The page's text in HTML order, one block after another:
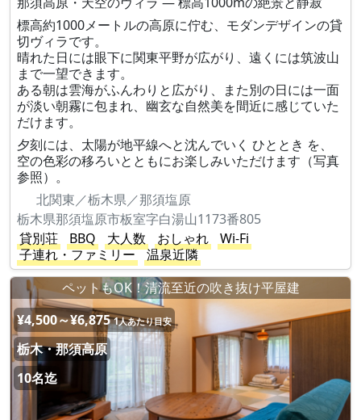
標高約1000メートルの高原に佇む、モダンデザインの貸
切ヴィラです。
晴れた日には眼下に関東平野が広がり、遠くには筑波山
まで一望できます。
ある朝は雲海がふんわりと広がり、また別の日には一面
が淡い朝霧に包まれ、幽玄な自然美を間近に感じていた
だけます。
夕刻には、太陽が地平線へと沈んでいく ひととき を、
空の色彩の移ろいとともにお楽しみいただけます（写真
参照）。
北関東／栃木県／那須塩原
栃木県那須塩原市板室字白湯山1173番805
貸別荘
BBQ 大人数 おしゃれ
Wi-Fi
子連れ・ファミリー
温泉近隣
ペットもOK！清流至近の吹き抜け平屋建
¥4,500～¥6,875 1人あたり目安
栃木・那須高原
10名迄